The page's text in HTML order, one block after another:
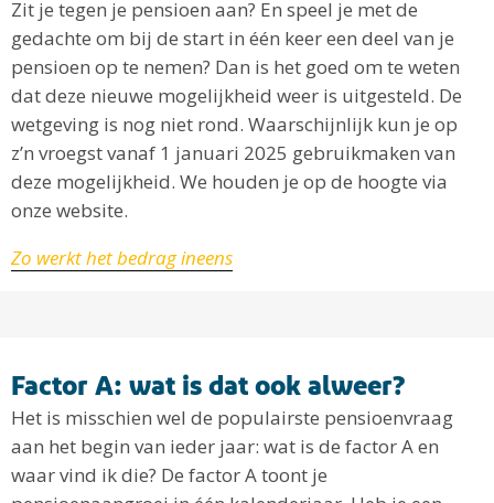
Zit je tegen je pensioen aan? En speel je met de
gedachte om bij de start in één keer een deel van je
pensioen op te nemen? Dan is het goed om te weten
dat deze nieuwe mogelijkheid weer is uitgesteld. De
wetgeving is nog niet rond. Waarschijnlijk kun je op
z’n vroegst vanaf 1 januari 2025 gebruikmaken van
deze mogelijkheid. We houden je op de hoogte via
onze website.
Zo werkt het bedrag ineens
Factor A: wat is dat ook alweer?
Het is misschien wel de populairste pensioenvraag
aan het begin van ieder jaar: wat is de factor A en
waar vind ik die? De factor A toont je